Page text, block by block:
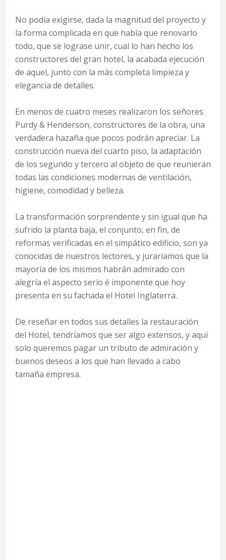
No podía exigirse, dada la magnitud del proyecto y
la forma complicada en que había que renovarlo
todo, que se lograse unir, cual lo han hecho los
constructores del gran hotel, la acabada ejecución
de aquel, junto con la más completa limpieza y
elegancia de detalles.
En menos de cuatro meses realizaron los señores
Purdy & Henderson, constructores de la obra, una
verdadera hazaña que pocos podrán apreciar. La
construcción nueva del cuarto piso, la adaptación
de los segundo y tercero al objeto de que reunieran
todas las condiciones modernas de ventilación,
higiene, comodidad y belleza.
La transformación sorprendente y sin igual que ha
sufrido la planta baja, el conjunto, en fin, de
reformas verificadas en el simpático edificio, son ya
conocidas de nuestros lectores, y juraríamos que la
mayoría de los mismos habrán admirado con
alegría el aspecto serio é imponente que hoy
presenta en su fachada el Hotel Inglaterra.
De reseñar en todos sus detalles la restauración
del Hotel, tendríamos que ser algo extensos, y aquí
solo queremos pagar un tributo de admiración y
buenos deseos a los que han llevado a cabo
tamaña empresa.